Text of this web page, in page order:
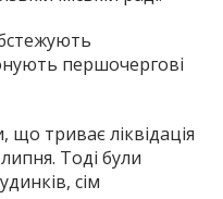
першочергові
що триває ліквідація
Тоді були
сім